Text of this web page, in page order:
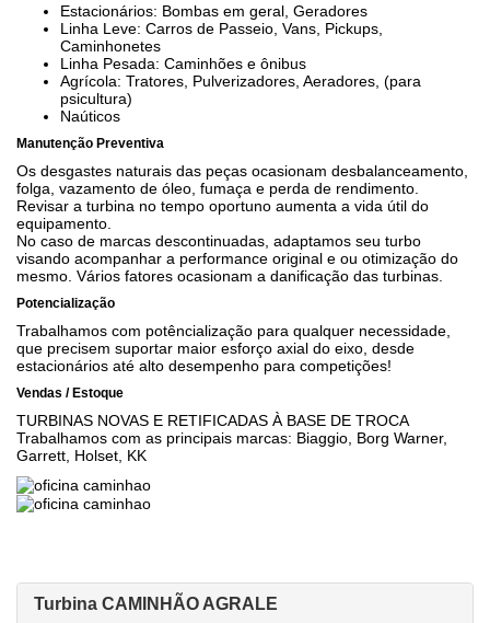
Estacionários: Bombas em geral, Geradores
Linha Leve: Carros de Passeio, Vans, Pickups,
Caminhonetes
Linha Pesada: Caminhões e ônibus
Agrícola: Tratores, Pulverizadores, Aeradores, (para
psicultura)
Naúticos
Manutenção Preventiva
Os desgastes naturais das peças ocasionam desbalanceamento,
folga, vazamento de óleo, fumaça e perda de rendimento.
Revisar a turbina no tempo oportuno aumenta a vida útil do
equipamento.
No caso de marcas descontinuadas, adaptamos seu turbo
visando acompanhar a performance original e ou otimização do
mesmo. Vários fatores ocasionam a danificação das turbinas.
Potencialização
Trabalhamos com potêncialização para qualquer necessidade,
que precisem suportar maior esforço axial do eixo, desde
estacionários até alto desempenho para competições!
Vendas / Estoque
TURBINAS NOVAS E RETIFICADAS À BASE DE TROCA
Trabalhamos com as principais marcas: Biaggio, Borg Warner,
Garrett, Holset, KK
Turbina CAMINHÃO AGRALE